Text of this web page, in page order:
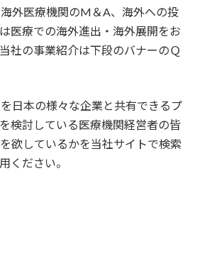
外医療機関のM＆A、海外への投
医療での海外進出・海外展開をお
社の事業紹介は下段のバナーのＱ
日本の様々な企業と共有できるプ
検討している医療機関経営者の皆
欲しているかを当社サイトで検索
ください。